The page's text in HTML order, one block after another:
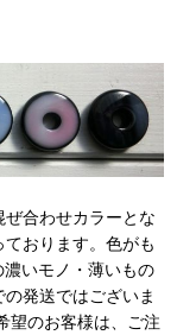
合わせカラーとな
おります。色がも
いモノ・薄いもの
発送ではございま
望のお客様は、ご注